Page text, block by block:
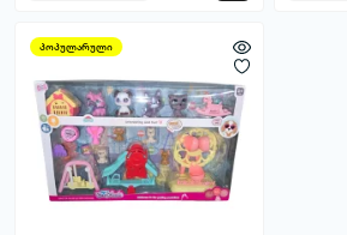
პოპულარული